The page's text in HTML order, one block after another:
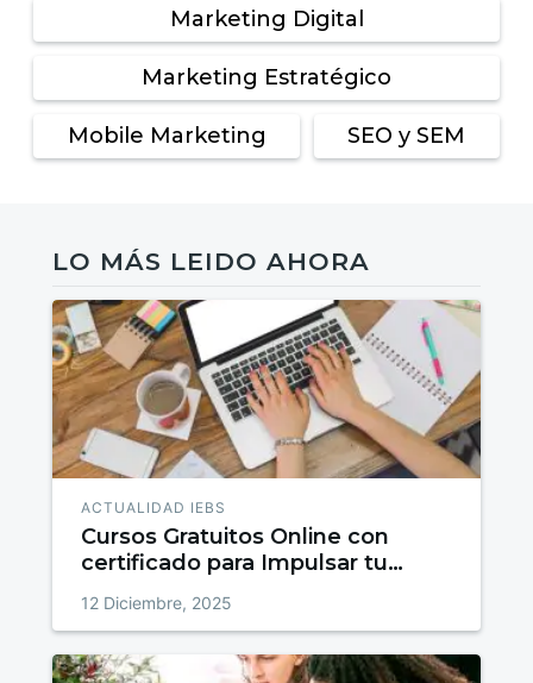
Marketing Digital
Marketing Estratégico
Mobile Marketing SEO y SEM
LO MÁS LEIDO AHORA
ACTUALIDAD IEBS
Cursos Gratuitos Online con
certificado para Impulsar tu
12 Diciembre, 2025